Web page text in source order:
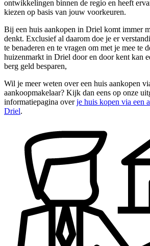
ontwikkelingen binnen de regio en heeft
kiezen op basis van jouw voorkeuren.
Bij een huis aankopen in Driel komt immer
denkt. Exclusief al daarom doe je er
te benaderen en te vragen om met je mee te
huizenmarkt in Driel door en door kent kan
berg geld besparen,
Wil je meer weten over een huis aankopen
aankoopmakelaar? Kijk dan eens op onze
informatiepagina overje huis kopen via een
Driel.